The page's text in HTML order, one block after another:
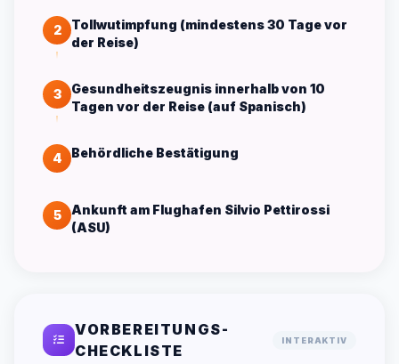
2
Tollwutimpfung (mindestens 30 Tage vor
der Reise)
3
Gesundheitszeugnis innerhalb von 10
Tagen vor der Reise (auf Spanisch)
4 Behördliche Bestätigung
5
Ankunft am Flughafen Silvio Pettirossi
(ASU)
VORBEREITUNGS-
CHECKLISTE
INTERAKTIV